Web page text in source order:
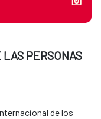
PERSONAS
de los